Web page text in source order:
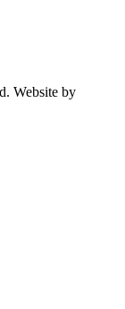
Website by